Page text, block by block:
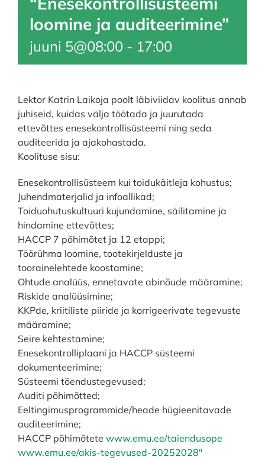
loomine ja auditeerimine”
juuni 5@08:00 - 17:00
Lektor Katrin Laikoja poolt läbiviidav koolitus annab
juhiseid, kuidas välja töötada ja juurutada
ettevõttes enesekontrollisüsteemi ning seda
auditeerida ja ajakohastada.
Koolituse sisu:
Enesekontrollisüsteem kui toidukäitleja kohustus;
Juhendmaterjalid ja infoallikad;
Toiduohutuskultuuri kujundamine, säilitamine ja
hindamine ettevõttes;
HACCP 7 põhimõtet ja 12 etappi;
Töörühma loomine, tootekirjelduste ja
toorainelehtede koostamine;
Ohtude analüüs, ennetavate abinõude määramine;
Riskide analüüsimine;
KKPde, kriitiliste piiride ja korrigeerivate tegevuste
määramine;
Seire kehtestamine;
Enesekontrolliplaani ja HACCP süsteemi
dokumenteerimine;
Süsteemi tõendustegevused;
Auditi põhimõtted;
Eeltingimusprogrammide/heade hügieenitavade
auditeerimine;
HACCP põhimõtete www.emu.ee/taiendusope
www.emu.ee/akis-tegevused-20252028″